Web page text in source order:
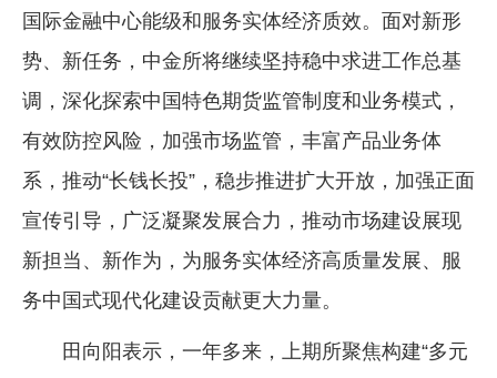
国际金融中心能级和服务实体经济质效。面对新形
势、新任务，中金所将继续坚持稳中求进工作总基
调，深化探索中国特色期货监管制度和业务模式，
有效防控风险，加强市场监管，丰富产品业务体
系，推动“长钱长投”，稳步推进扩大开放，加强正面
宣传引导，广泛凝聚发展合力，推动市场建设展现
新担当、新作为，为服务实体经济高质量发展、服
务中国式现代化建设贡献更大力量。
田向阳表示，一年多来，上期所聚焦构建“多元